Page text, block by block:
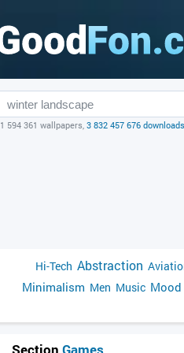
1 594 361 wallpapers, 3 832 457 676 downloads
Hi-Tech Abstraction
Minimalism Men Music Mood